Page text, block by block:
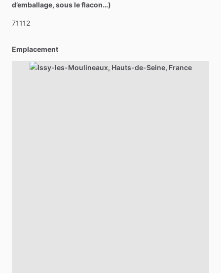
d’emballage, sous le flacon…)
71112
Emplacement